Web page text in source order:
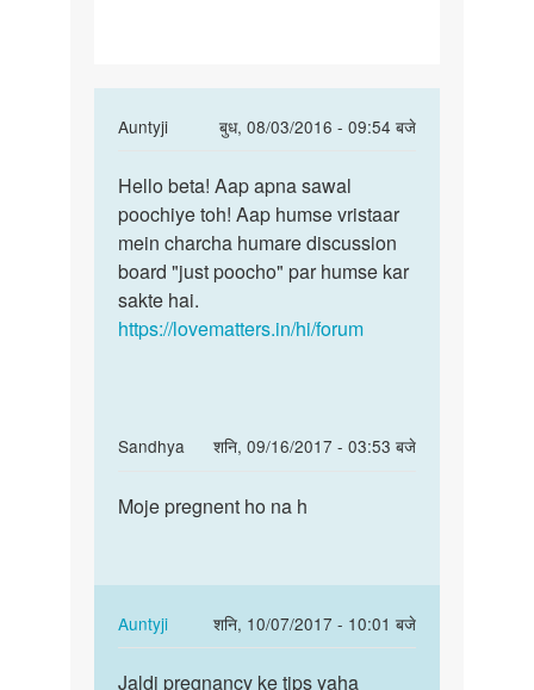
Auntyji
बुध, 08/03/2016 - 09:54 बजे
In
to
hlo
anty
ji
pls
help
Hello
beta!
Aap
apna
sawal
Hello beta! Aap apna sawal
poochiye toh! Aap humse vristaar
mein charcha humare discussion
board "just poocho" par humse kar
sakte hai.
https://lovematters.in/hi/forum
Sandhya
शनि, 09/16/2017 - 03:53 बजे
to
ji
help
me
Moje
na
h
Moje pregnent ho na h
Auntyji
शनि, 10/07/2017 - 10:01 बजे
In
reply
to
Jaldi
Jaldi pregnancy ke tips yaha